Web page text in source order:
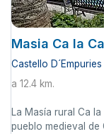
Masia Ca la
Castello
a 12.4 km.
La Masía rural Ca
pueblo medieval de